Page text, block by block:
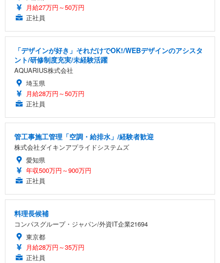
月給27万円～50万円
正社員
「デザインが好き」それだけでOK!/WEBデザインのアシスタ
ント/研修制度充実/未経験活躍
AQUARIUS株式会社
埼玉県
月給28万円～50万円
正社員
管工事施工管理「空調・給排水」/経験者歓迎
株式会社ダイキンアプライドシステムズ
愛知県
年収500万円～900万円
正社員
料理長候補
コンパスグループ・ジャパン/外資IT企業21694
東京都
月給28万円～35万円
正社員